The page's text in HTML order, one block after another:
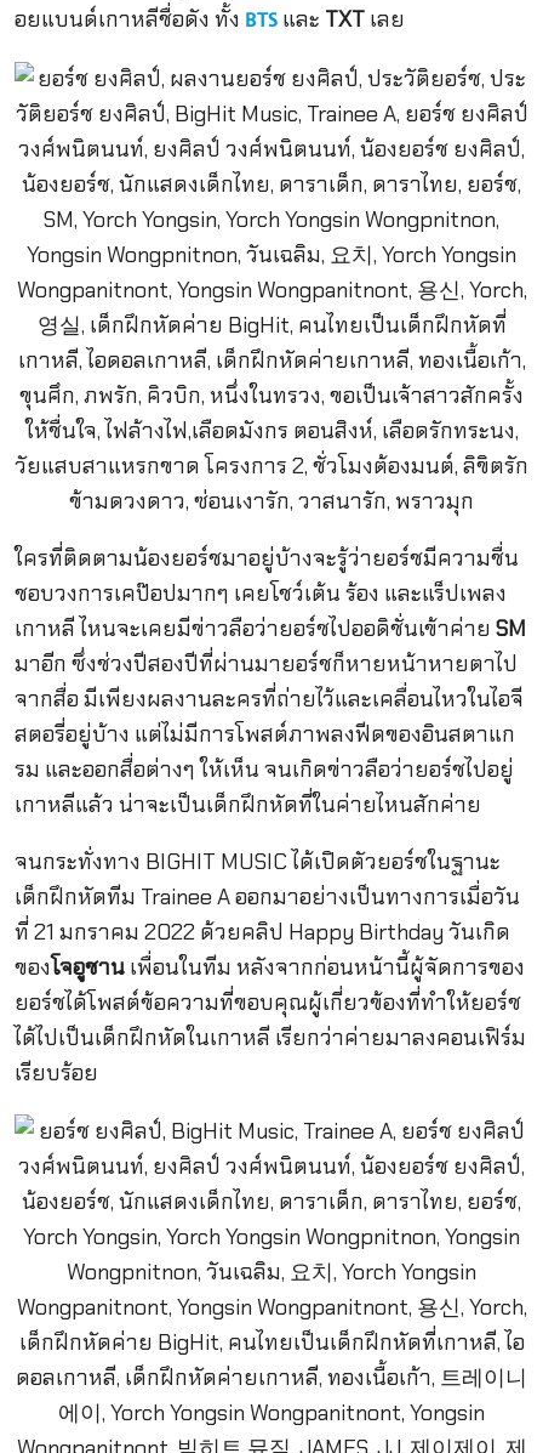
อยแบนด์เกาหลีชื่อดัง ทั้ง BTSและ TXTเลย
ใครที่ติดตามน้องยอร์ชมาอยู่บ้างจะรู้ว่ายอร์ชมีความชื่น
ชอบวงการเคป๊อปมากๆ เคยโชว์เต้น ร้อง และแร็ปเพลง
เกาหลี ไหนจะเคยมีข่าวลือว่ายอร์ชไปออดิชั่นเข้าค่าย SM
มาอีก ซึ่งช่วงปีสองปีที่ผ่านมายอร์ชก็หายหน้าหายตาไป
จากสื่อ มีเพียงผลงานละครที่ถ่ายไว้และเคลื่อนไหวในไอจี
สตอรี่อยู่บ้าง แต่ไม่มีการโพสต์ภาพลงฟีดของอินสตาแก
รม และออกสื่อต่างๆ ให้เห็น จนเกิดข่าวลือว่ายอร์ชไปอยู่
เกาหลีแล้ว น่าจะเป็นเด็กฝึกหัดที่ในค่ายไหนสักค่าย
จนกระทั่งทาง BIGHIT MUSIC ได้เปิดตัวยอร์ชในฐานะ
เด็กฝึกหัดทีม Trainee A ออกมาอย่างเป็นทางการเมื่อวัน
ที่ 21 มกราคม 2022 ด้วยคลิป Happy Birthday วันเกิด
ของโจอูชานเพื่อนในทีม หลังจากก่อนหน้านี้ผู้จัดการของ
ยอร์ชได้โพสต์ข้อความที่ขอบคุณผู้เกี่ยวข้องที่ทำให้ยอร์ช
ได้ไปเป็นเด็กฝึกหัดในเกาหลี เรียกว่าค่ายมาลงคอนเฟิร์ม
เรียบร้อย